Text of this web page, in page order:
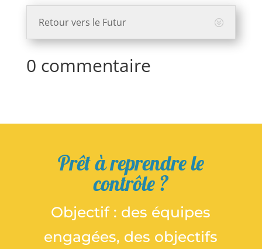
Retour vers le Futur
0 commentaire
Prêt à reprendre le
contrôle ?
Objectif : des équipes
engagées, des objectifs